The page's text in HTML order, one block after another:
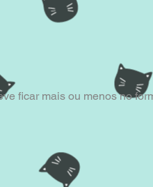
ficar mais ou menos no